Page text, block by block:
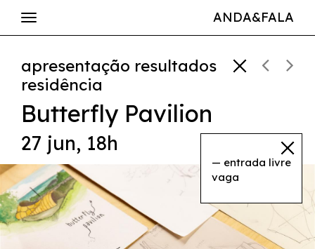
ANDA&FALA
apresentação resultados
residência
Butterfly Pavilion
27 jun, 18h
— entrada livre
vaga